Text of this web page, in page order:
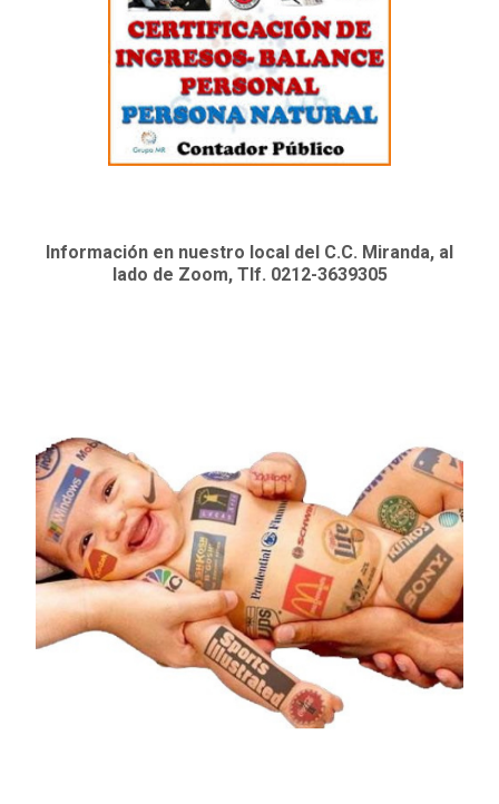
Información en nuestro local del C.C. Miranda, al
lado de Zoom, Tlf. 0212-3639305